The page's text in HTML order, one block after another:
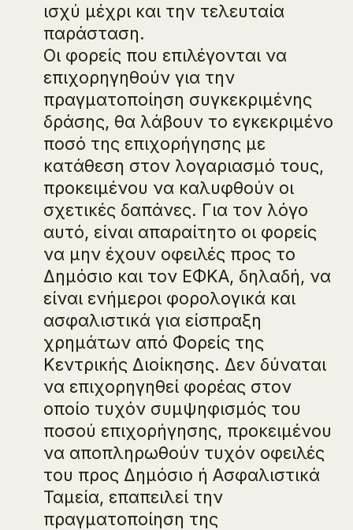
ισχύ μέχρι και την τελευταία
παράσταση.
Οι φορείς που επιλέγονται να
επιχορηγηθούν για την
πραγματοποίηση συγκεκριμένης
δράσης, θα λάβουν το εγκεκριμένο
ποσό της επιχορήγησης με
κατάθεση στον λογαριασμό τους,
προκειμένου να καλυφθούν οι
σχετικές δαπάνες. Για τον λόγο
αυτό, είναι απαραίτητο οι φορείς
να μην έχουν οφειλές προς το
Δημόσιο και τον ΕΦΚΑ, δηλαδή, να
είναι ενήμεροι φορολογικά και
ασφαλιστικά για είσπραξη
χρημάτων από Φορείς της
Κεντρικής Διοίκησης. Δεν δύναται
να επιχορηγηθεί φορέας στον
οποίο τυχόν συμψηφισμός του
ποσού επιχορήγησης, προκειμένου
να αποπληρωθούν τυχόν οφειλές
του προς Δημόσιο ή Ασφαλιστικά
Ταμεία, επαπειλεί την
πραγματοποίηση της